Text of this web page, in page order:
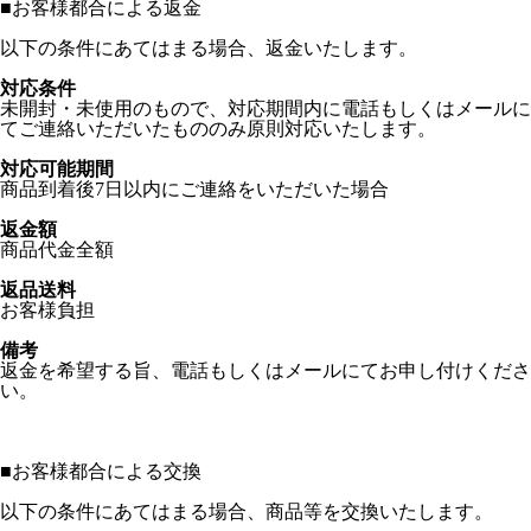
■お客様都合による返金
以下の条件にあてはまる場合、返金いたします。
対応条件
未開封・未使用のもので、対応期間内に電話もしくはメールに
てご連絡いただいたもののみ原則対応いたします。
対応可能期間
商品到着後7日以内にご連絡をいただいた場合
返金額
商品代金全額
返品送料
お客様負担
備考
返金を希望する旨、電話もしくはメールにてお申し付けくださ
い。
■お客様都合による交換
以下の条件にあてはまる場合、商品等を交換いたします。